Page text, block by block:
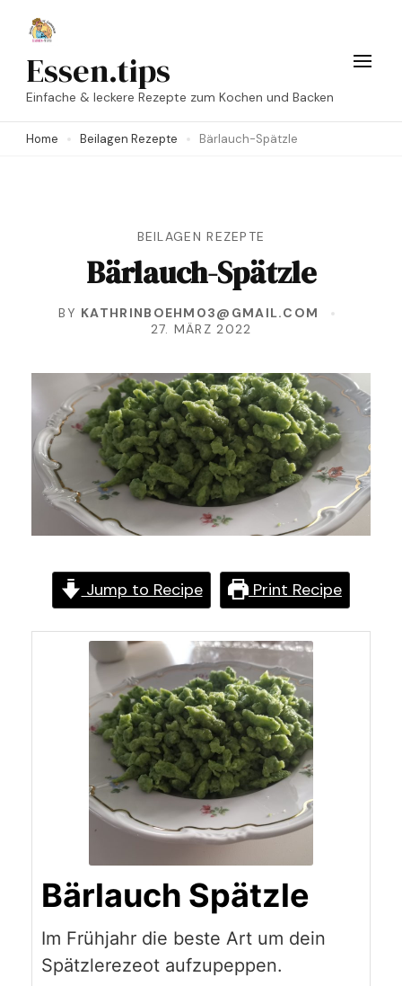
content
(Press
Enter)
Essen.tips
Einfache & leckere Rezepte zum Kochen und Backen
Home Beilagen Rezepte Bärlauch-Spätzle
BEILAGEN REZEPTE
Bärlauch-Spätzle
BY KATHRINBOEHM03@GMAIL.COM
27. MÄRZ 2022
Jump to Recipe Print Recipe
Bärlauch Spätzle
Im Frühjahr die beste Art um dein
Spätzlerezeot aufzupeppen.